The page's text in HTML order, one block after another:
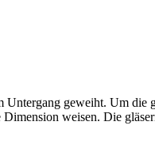
Untergang geweiht. Um die
weisen. Die